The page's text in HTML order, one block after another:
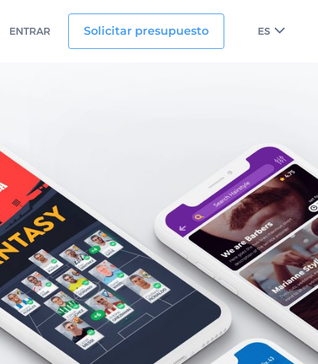
ENTRAR Solicitar presupuesto ES